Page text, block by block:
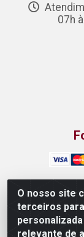
O nosso site
terceiros
relevante de
07h
DONIZETE
Raimundo